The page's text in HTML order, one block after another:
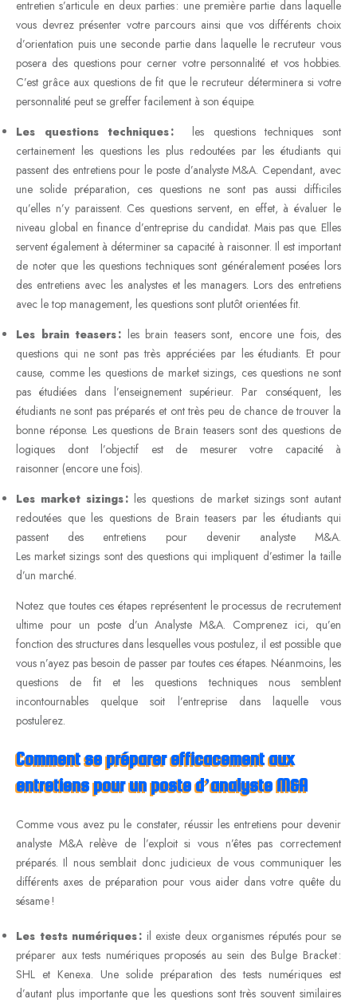
entretien s’articule en deux parties : une première partie dans laquelle
vous devrez présenter votre parcours ainsi que vos différents choix
d’orientation puis une seconde partie dans laquelle le recruteur vous
posera des questions pour cerner votre personnalité et vos hobbies.
C’est grâce aux questions de fit que le recruteur déterminera si votre
personnalité peut se greffer facilement à son équipe.
Les questions techniques : les questions techniques sont
certainement les questions les plus redoutées par les étudiants qui
passent des entretiens pour le poste d’analyste M&A. Cependant, avec
une solide préparation, ces questions ne sont pas aussi difficiles
qu’elles n’y paraissent. Ces questions servent, en effet, à évaluer le
niveau global en finance d’entreprise du candidat. Mais pas que. Elles
servent également à déterminer sa capacité à raisonner. Il est important
de noter que les questions techniques sont généralement posées lors
des entretiens avec les analystes et les managers. Lors des entretiens
avec le top management, les questions sont plutôt orientées fit.
Les brain teasers : les brain teasers sont, encore une fois, des
questions qui ne sont pas très appréciées par les étudiants. Et pour
cause, comme les questions de market sizings, ces questions ne sont
pas étudiées dans l’enseignement supérieur. Par conséquent, les
étudiants ne sont pas préparés et ont très peu de chance de trouver la
bonne réponse. Les questions de Brain teasers sont des questions de
logiques dont l’objectif est de mesurer votre capacité à
raisonner (encore une fois).
Les market sizings : les questions de market sizings sont autant
redoutées que les questions de Brain teasers par les étudiants qui
passent des entretiens pour devenir analyste M&A.
Les market sizings sont des questions qui impliquent d’estimer la taille
d’un marché.
Notez que toutes ces étapes représentent le processus de recrutement
ultime pour un poste d’un Analyste M&A. Comprenez ici, qu’en
fonction des structures dans lesquelles vous postulez, il est possible que
vous n’ayez pas besoin de passer par toutes ces étapes. Néanmoins, les
questions de fit et les questions techniques nous semblent
incontournables quelque soit l’entreprise dans laquelle vous
postulerez.
Comment se préparer efficacement aux
entretiens pour un poste d’analyste M&A
Comme vous avez pu le constater, réussir les entretiens pour devenir
analyste M&A relève de l’exploit si vous n’êtes pas correctement
préparés. Il nous semblait donc judicieux de vous communiquer les
différents axes de préparation pour vous aider dans votre quête du
sésame !
Les tests numériques : il existe deux organismes réputés pour se
préparer aux tests numériques proposés au sein des Bulge Bracket :
SHL et Kenexa. Une solide préparation des tests numériques est
d’autant plus importante que les questions sont très souvent similaires